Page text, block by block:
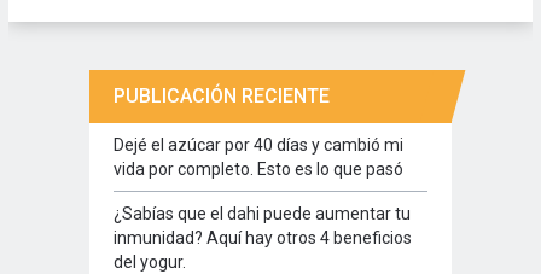
PUBLICACIÓN RECIENTE
Dejé el azúcar por 40 días y cambió mi
vida por completo. Esto es lo que pasó
¿Sabías que el dahi puede aumentar tu
inmunidad? Aquí hay otros 4 beneficios
del yogur.